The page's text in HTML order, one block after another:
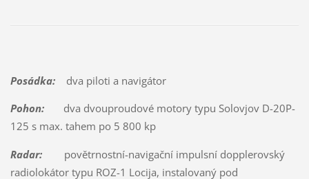
Posádka:dva piloti a navigátor
Pohon:dva dvouproudové motory typu Solovjov D-20P-
125 s max. tahem po 5 800 kp
Radar:povětrnostní-navigační impulsní dopplerovský
radiolokátor typu ROZ-1 Locija, instalovaný pod